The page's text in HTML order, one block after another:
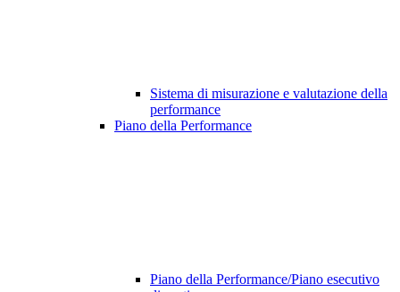
Sistema di misurazione e valutazione della
performance
Piano della Performance
Piano della Performance/Piano esecutivo